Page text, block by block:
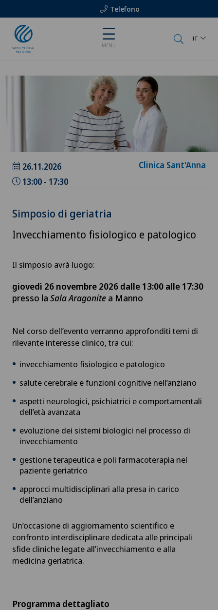
Telefono
MENU
IT
26.11.2026
13:00 - 17:30
Clinica Sant'Anna
Simposio di geriatria
Invecchiamento fisiologico e patologico
Il simposio avrà luogo:
giovedì 26 novembre 2026 dalle 13:00 alle 17:30
presso la Sala Aragonite a Manno
Nel corso dell’evento verranno approfonditi temi di
rilevante interesse clinico, tra cui:
invecchiamento fisiologico e patologico
salute cerebrale e funzioni cognitive nell’anziano
aspetti neurologici, psichiatrici e comportamentali
dell’età avanzata
evoluzione dei sistemi biologici nel processo di
invecchiamento
gestione terapeutica e poli farmacoterapia nel
paziente geriatrico
approcci multidisciplinari alla presa in carico
dell’anziano
Un’occasione di aggiornamento scientifico e
confronto interdisciplinare dedicata alle principali
sfide cliniche legate all’invecchiamento e alla
medicina geriatrica.
Programma dettagliato